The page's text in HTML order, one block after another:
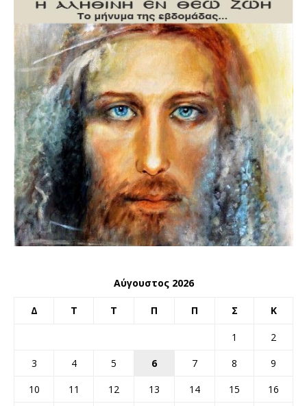
Αύγουστος 2026
Δ Τ Τ Π Π Σ Κ
1
2
3
4 5 6 7 8
9
10
11 12 13 14 15
16